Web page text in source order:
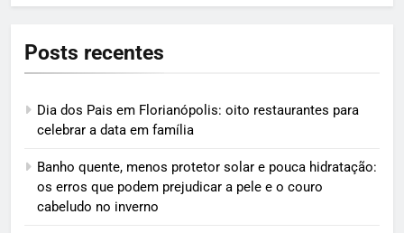
Posts recentes
Dia dos Pais em Florianópolis: oito restaurantes para
celebrar a data em família
Banho quente, menos protetor solar e pouca hidratação:
os erros que podem prejudicar a pele e o couro
cabeludo no inverno